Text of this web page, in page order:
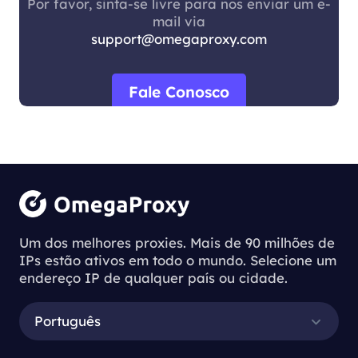
mail via
support@omegaproxy.com
Fale Conosco
Um dos melhores proxies. Mais de 90 milhões de
IPs estão ativos em todo o mundo. Selecione um
endereço IP de qualquer país ou cidade.
Português